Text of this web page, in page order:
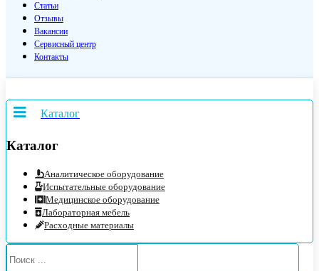
Статьи
Отзывы
Вакансии
Сервисный центр
Контакты
Каталог
Каталог
Аналитическое оборудование
Испытательные оборудование
Медицинское оборудование
Лабораторная мебель
Расходные материалы